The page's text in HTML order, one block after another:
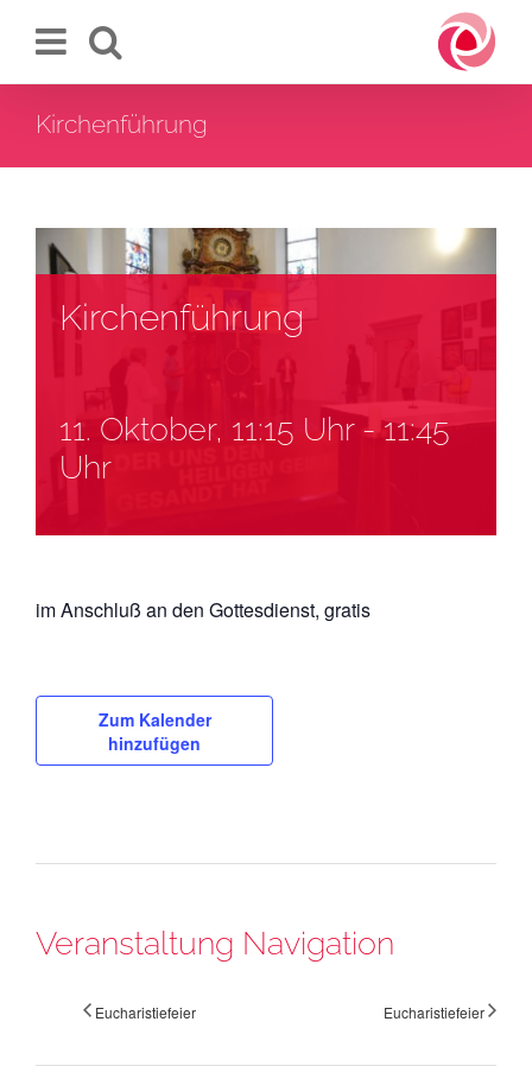
Inhalt
Kirchenführung
Kirchenführung
11. Oktober, 11:15 Uhr-11:45
Uhr
im Anschluß an den Gottesdienst, gratis
Zum Kalender
hinzufügen
Veranstaltung Navigation
Eucharistiefeier Eucharistiefeier